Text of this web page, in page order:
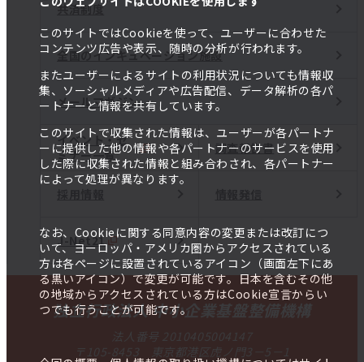
このサイトではCookieを使って、ユーザーに合わせた
コンテンツ広告や表示、随時の分析が行われます。
またユーザーによるサイトの利用状況についても情報収
集、ソーシャルメディアや広告配信、データ解析の各パ
ートナーと情報を共有しています。
このサイトで収集された情報は、ユーザーが各パートナ
ーに提供した他の情報や各パートナーのサービスを使用
した際に収集された情報と組み合わされ、各パートナー
によって処理が異なります。
なお、Cookieに関する同意内容の変更または改訂につ
いて、ヨーロッパ・アメリカ圏からアクセスされている
方は各ページに設置されているアイコン（画面左下にあ
る黒いアイコン）で変更が可能です。日本を含むその他
の地域からアクセスされている方はCookie宣言からい
つでも行うことが可能です。
共済制度
全国のインキュベーション施設
メールマガジン
イベント・セ
ミナー一覧
調査報告書
J-Net21
独立行政法人 中小企業基盤整備機構
法人番号 2010405004147
〒105-8453 東京都港区虎ノ門3－5－1